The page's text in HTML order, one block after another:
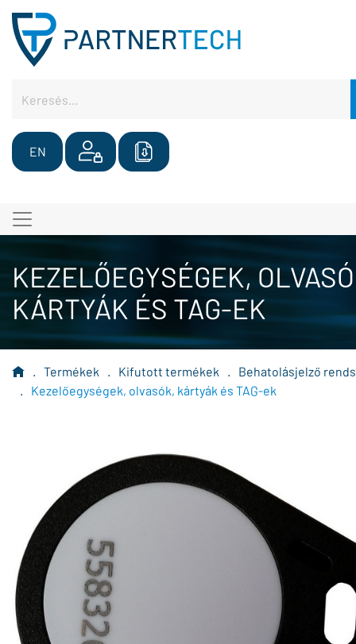
EN
KEZELŐEGYSÉGEK,
KÁRTYÁK ÉS TAG-EK
. Termékek . Kifutott termékek .
Behatolásjelző
.
Kezelőegységek, olvasók, kártyák és TAG-ek